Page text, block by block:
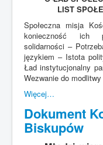
LIST
Społeczna misja
konieczność ich
solidarności –
językiem – Istota
Ład instytucjonalny
Wezwanie do
Więcej…
Dokument
Biskupów